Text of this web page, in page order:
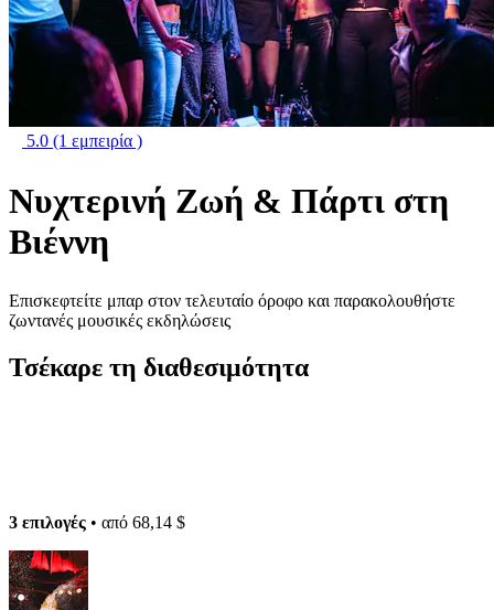
5.0 (1 εμπειρία )
Νυχτερινή Ζωή & Πάρτι στη
Βιέννη
Επισκεφτείτε μπαρ στον τελευταίο όροφο και παρακολουθήστε
ζωντανές μουσικές εκδηλώσεις
Τσέκαρε τη διαθεσιμότητα
3 επιλογές • από 68,14 $